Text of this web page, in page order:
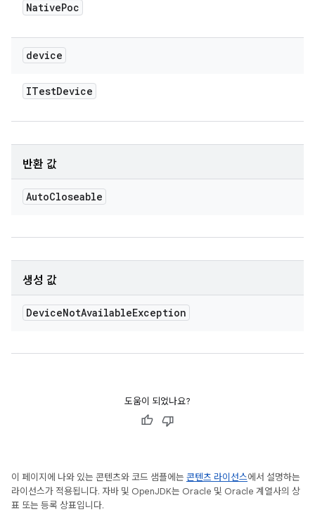
NativePoc
device
ITestDevice
반환 값
AutoCloseable
생성 값
DeviceNotAvailableException
도움이 되었나요?
이 페이지에 나와 있는 콘텐츠와 코드 샘플에는 콘텐츠 라이선스에서 설명하는
라이선스가 적용됩니다. 자바 및 OpenJDK는 Oracle 및 Oracle 계열사의 상
표 또는 등록 상표입니다.